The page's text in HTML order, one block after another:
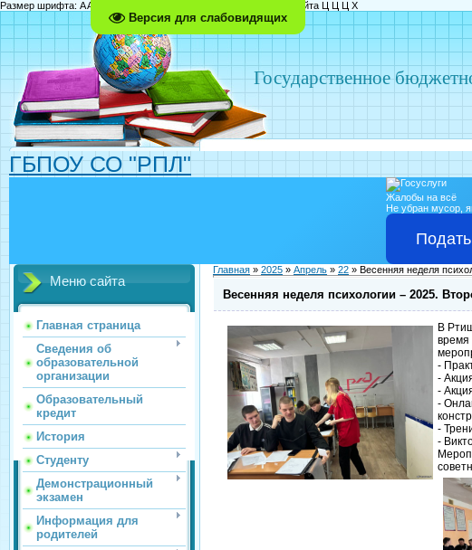
Версия для слабовидящих
Размер шрифта: AA Цвет сайта Ц Ц Ц Х
Государственное
ГБПОУ СО "РПЛ"
Жалобы на всё
Не убран мусор,
Меню сайта
Главная страница
Сведения об
образовательной
организации
Образовательный
кредит
История
Студенту
Демонстрационный
экзамен
Информация для
родителей
Главная » 2025 » Апрель » 22 » Весенняя неделя
Весенняя неделя психологии – 2025.
В
время
-
-
-
-
-
-